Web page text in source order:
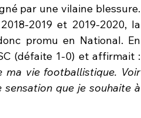
par une vilaine blessure.
2019 et 2019-2020, la
promu en National. En
ma vie footballistique. Voir
que je souhaite à